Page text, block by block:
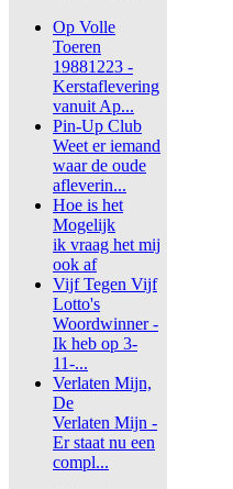
Op Volle
Toeren
19881223 -
Kerstaflevering
vanuit Ap...
Pin-Up Club
Weet er iemand
waar de oude
afleverin...
Hoe is het
Mogelijk
ik vraag het mij
ook af
Vijf Tegen Vijf
Lotto's
Woordwinner -
Ik heb op 3-
11-...
Verlaten Mijn,
De
Verlaten Mijn -
Er staat nu een
compl...